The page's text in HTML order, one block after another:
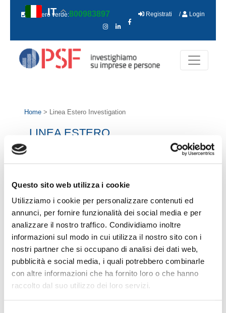
Questo sito web utilizza i cookie
Utilizziamo i cookie per personalizzare contenuti ed
annunci, per fornire funzionalità dei social media e per
analizzare il nostro traffico. Condividiamo inoltre
informazioni sul modo in cui utilizza il nostro sito con i
nostri partner che si occupano di analisi dei dati web,
pubblicità e social media, i quali potrebbero combinarle
con altre informazioni che ha fornito loro o che hanno
raccolto dal suo utilizzo dei loro servizi.
IT
Numero verde:800983897 / Login
Registrati
Home > Linea Estero Investigation
LINEA ESTERO
Il servizio Estero fornisce informazioni
commerciali di dettaglio su società e azienda
Commerciali operanti al di fuori dei confini
nazionali. Viene utilizzato per tutelare i rapporti
commerciali con la propria impresa.